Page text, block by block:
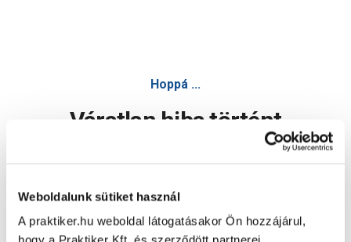
Weboldalunk sütiket használ
A praktiker.hu weboldal látogatásakor Ön hozzájárul,
Hoppá ...
Váratlan hiba történt
Oldal újratöltése